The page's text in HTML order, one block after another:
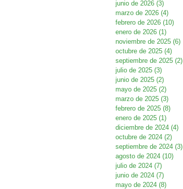
junio de 2026 (3)
marzo de 2026 (4)
febrero de 2026 (10)
enero de 2026 (1)
noviembre de 2025 (6)
octubre de 2025 (4)
septiembre de 2025 (2)
julio de 2025 (3)
junio de 2025 (2)
mayo de 2025 (2)
marzo de 2025 (3)
febrero de 2025 (8)
enero de 2025 (1)
diciembre de 2024 (4)
octubre de 2024 (2)
septiembre de 2024 (3)
agosto de 2024 (10)
julio de 2024 (7)
junio de 2024 (7)
mayo de 2024 (8)